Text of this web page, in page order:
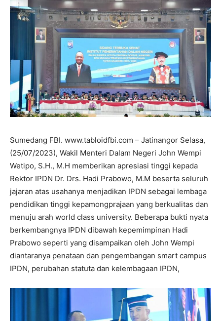
Sumedang FBI. www.tabloidfbi.com – Jatinangor Selasa,
(25/07/2023), Wakil Menteri Dalam Negeri John Wempi
Wetipo, S.H., M.H memberikan apresiasi tinggi kepada
Rektor IPDN Dr. Drs. Hadi Prabowo, M.M beserta seluruh
jajaran atas usahanya menjadikan IPDN sebagai lembaga
pendidikan tinggi kepamongprajaan yang berkualitas dan
menuju arah world class university. Beberapa bukti nyata
berkembangnya IPDN dibawah kepemimpinan Hadi
Prabowo seperti yang disampaikan oleh John Wempi
diantaranya penataan dan pengembangan smart campus
IPDN, perubahan statuta dan kelembagaan IPDN,